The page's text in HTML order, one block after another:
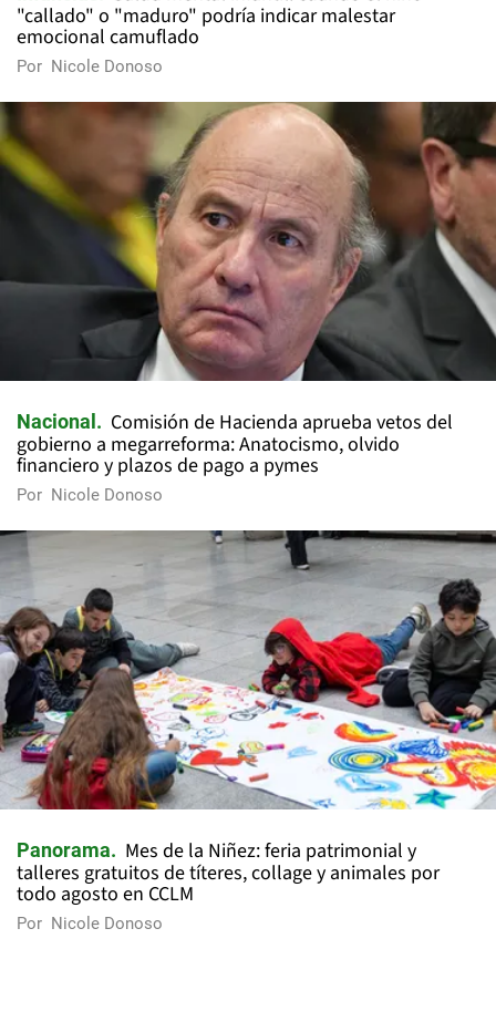
"callado" o "maduro" podría indicar malestar
emocional camuflado
Por Nicole Donoso
Nacional
Comisión de Hacienda aprueba vetos del
gobierno a megarreforma: Anatocismo, olvido
financiero y plazos de pago a pymes
Por Nicole Donoso
Panorama
Mes de la Niñez: feria patrimonial y
talleres gratuitos de títeres, collage y animales por
todo agosto en CCLM
Por Nicole Donoso